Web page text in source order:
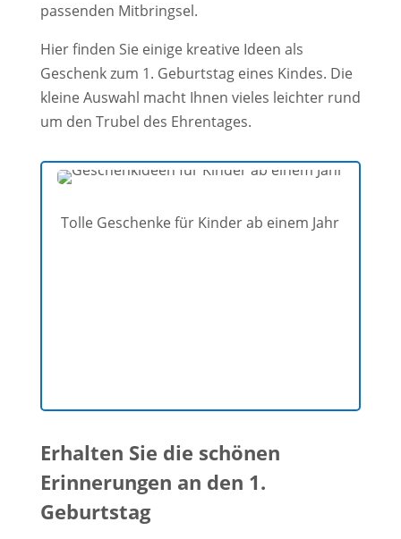
passenden Mitbringsel.
Hier finden Sie einige kreative Ideen als
Geschenk zum 1. Geburtstag eines Kindes. Die
kleine Auswahl macht Ihnen vieles leichter rund
um den Trubel des Ehrentages.
Tolle Geschenke für Kinder ab einem Jahr
Erhalten Sie die schönen
Erinnerungen an den 1.
Geburtstag